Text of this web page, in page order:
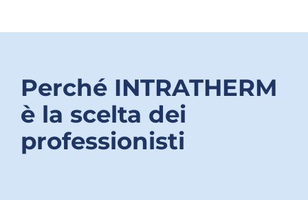
Perché INTRATHERM
è la scelta dei
professionisti